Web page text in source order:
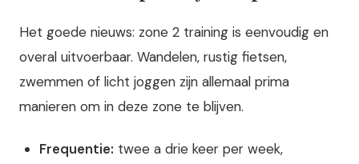
Het goede nieuws: zone 2 training is eenvoudig en
overal uitvoerbaar. Wandelen, rustig fietsen,
zwemmen of licht joggen zijn allemaal prima
manieren om in deze zone te blijven.
Frequentie: twee a drie keer per week,